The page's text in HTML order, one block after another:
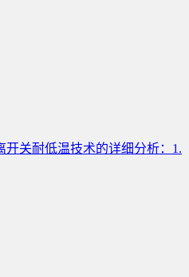
关耐低温技术的详细分析：1.